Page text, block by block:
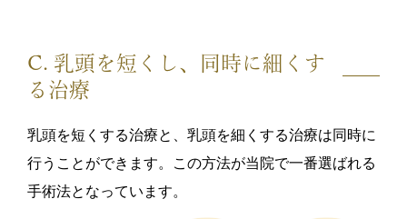
C. 乳頭を短くし、同時に細くす
る治療
乳頭を短くする治療と、乳頭を細くする治療は同時に
行うことができます。この方法が当院で一番選ばれる
手術法となっています。